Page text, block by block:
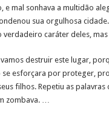
mal sonhava a multidão
sua orgulhosa
caráter deles,
destruir este lugar,
se esforçara por proteger,
filhos. Repetiu as
zombava. …